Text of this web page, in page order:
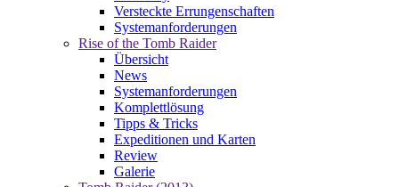
Versteckte Errungenschaften
Systemanforderungen
Rise of the Tomb Raider
Übersicht
News
Systemanforderungen
Komplettlösung
Tipps & Tricks
Expeditionen und Karten
Review
Galerie